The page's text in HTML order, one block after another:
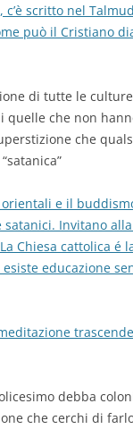
scritto nel
può il Cristiano
di tutte le
quelle che non
che
e il
satanici. Invitano
Chiesa cattolica é
educazione
debba
che cerchi di